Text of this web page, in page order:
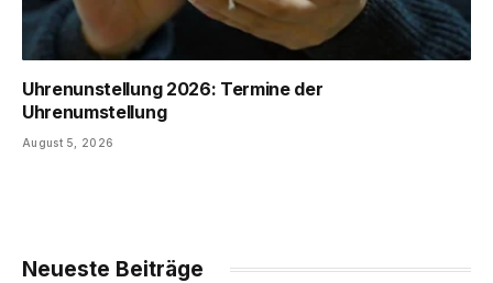
Uhrenunstellung 2026: Termine der
Uhrenumstellung
August 5, 2026
Neueste Beiträge